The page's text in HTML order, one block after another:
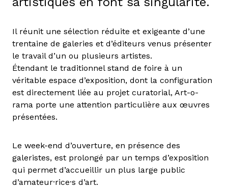
Il réunit une sélection réduite et exigeante d’une
trentaine de galeries et d’éditeurs venus présenter
le travail d’un ou plusieurs artistes.
Étendant le traditionnel stand de foire à un
véritable espace d’exposition, dont la configuration
est directement liée au projet curatorial, Art-o-
rama porte une attention particulière aux œuvres
présentées.
Le week-end d’ouverture, en présence des
galeristes, est prolongé par un temps d’exposition
qui permet d’accueillir un plus large public
d’amateur·rice·s d’art.